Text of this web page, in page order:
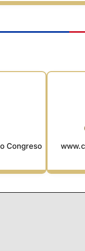
Congreso